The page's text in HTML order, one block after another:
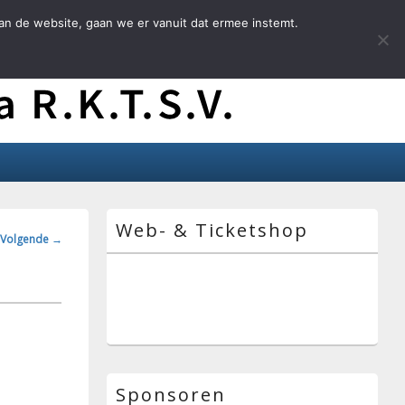
Volgende →
zijbalk
widget
Web- & Ticketshop
Sponsoren
de website, gaan we er vanuit dat ermee instemt.